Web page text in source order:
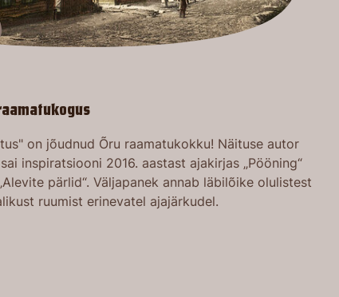
on jõudnud Õru raamatukokku! Näituse autor
inspiratsiooni 2016. aastast ajakirjas „Pööning“
pärlid“. Väljapanek annab läbilõike olulistest
ruumist erinevatel ajajärkudel.